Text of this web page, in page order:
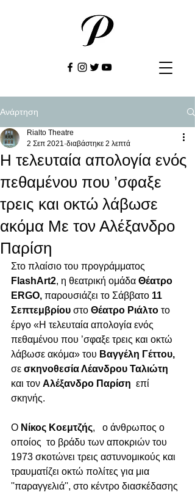
Ανάρτηση
Η τελευταία απολογία ενός
πεθαμένου που ’σφαξε
τρεις και οκτώ λάβωσε
ακόμα Με τον Αλέξανδρο
Παρίση
Rialto Theatre
2 Σεπ 2021 διαβάστηκε 2 λεπτά
Στο πλαίσιο του προγράμματος
FlashArt2, η θεατρική ομάδα Θέατρο
ERGO, παρουσιάζει το Σάββατο 11
Σεπτεμβρίου στο Θέατρο Ριάλτο το
έργο «Η τελευταία απολογία ενός
πεθαμένου που ’σφαξε τρεις και οκτώ
λάβωσε ακόμα» του Βαγγέλη Γέττου,
σε σκηνοθεσία Λέανδρου Ταλιώτη
και τον Αλέξανδρο Παρίση επί
σκηνής.
O Νίκος Κοεμτζής,   ο άνθρωπος ο
οποίος  το βράδυ των αποκριών του
1973 σκοτώνει τρεις αστυνομικούς και
τραυματίζει οκτώ πολίτες για μια
''παραγγελιά'', στο κέντρο διασκέδασης